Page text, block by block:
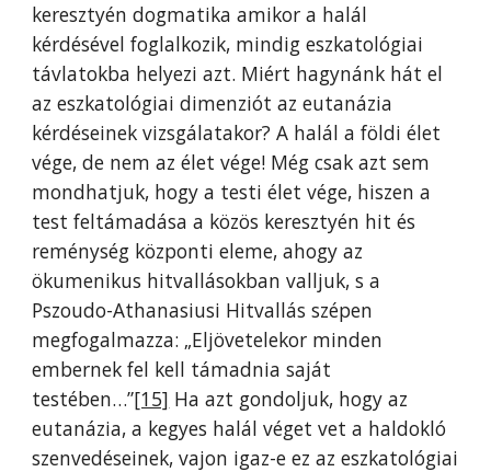
keresztyén dogmatika amikor a halál
kérdésével foglalkozik, mindig eszkatológiai
távlatokba helyezi azt. Miért hagynánk hát el
az eszkatológiai dimenziót az eutanázia
kérdéseinek vizsgálatakor? A halál a földi élet
vége, de nem az élet vége! Még csak azt sem
mondhatjuk, hogy a testi élet vége, hiszen a
test feltámadása a közös keresztyén hit és
reménység központi eleme, ahogy az
ökumenikus hitvallásokban valljuk, s a
Pszoudo-Athanasiusi Hitvallás szépen
megfogalmazza: „Eljövetelekor minden
embernek fel kell támadnia saját
testében…”[15] Ha azt gondoljuk, hogy az
eutanázia, a kegyes halál véget vet a haldokló
szenvedéseinek, vajon igaz-e ez az eszkatológiai